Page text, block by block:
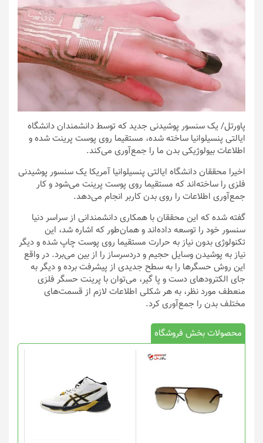
پاورتل/ یک سنسور پوشیدنی جدید که توسط دانشمندان دانشگاه
ایالتی پنسیلوانیا ساخته شده، مستقیما روی پوست پرینت شده و
اطلاعات بیولوژیکی بدن ما را جمع‌آوری می‌کند.
اخیرا محققان دانشگاه ایالتی پنسیلوانیا آمریکا یک سنسور پوشیدنی
فلزی را ساخته‌اند که مستقیما روی پوست پرینت می‌شود و کار
جمع‌آوری اطلاعات را روی بدن کاربر انجام می‌دهد.
گفته شده که این محققان با همکاری دانشمندانی از سراسر دنیا
سنسور خود را توسعه داده‌اند و همان‌طور که اشاره شد، این
تکنولوژی بدون نیاز به حرارت مستقیما روی پوست چاپ شده و دیگر
نیاز به پوشیدن وسایل حجیم و دردسرساز را از بین می‌برد. در واقع
این روش حسگرها را به سطح جدیدی از پیشرفت برده و دیگر به
جای الکترودهای دست و پا گیر، می‌توان با پرینت حسگر فلزی
منعطف مورد نظر، به هر شکلی اطلاعات لازم از قسمت‌های
مختلف بدن را جمع‌آوری کرد.
محصولات بخش فروشگاه
دارای
انواع
مختلفی